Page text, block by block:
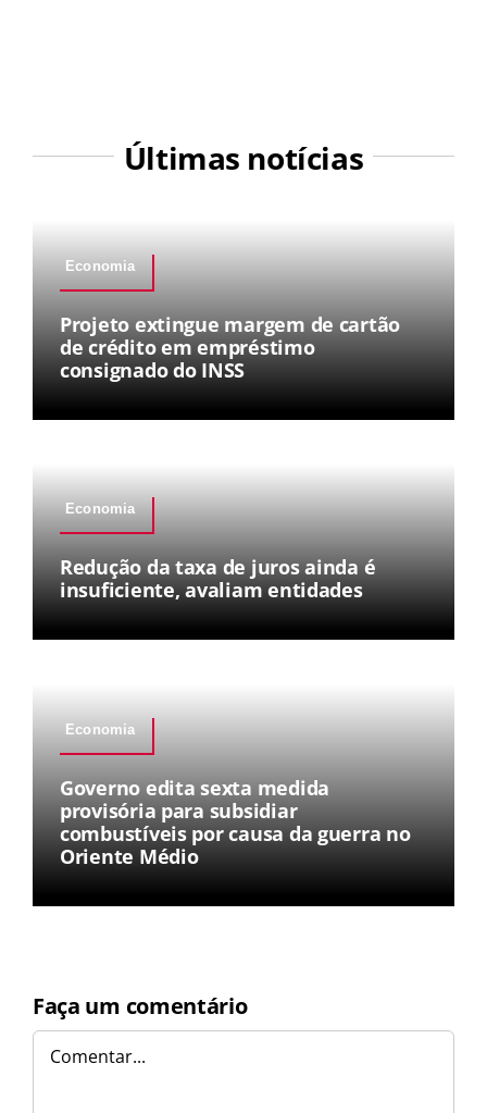
Últimas notícias
Economia
Projeto extingue margem de cartão
de crédito em empréstimo
consignado do INSS
Economia
Redução da taxa de juros ainda é
insuficiente, avaliam entidades
Economia
Governo edita sexta medida
provisória para subsidiar
combustíveis por causa da guerra no
Oriente Médio
Faça um comentário
Comentar